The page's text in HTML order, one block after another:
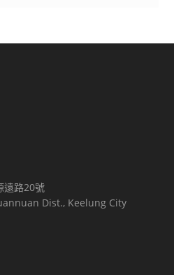
遠路20號
Dist., Keelung City